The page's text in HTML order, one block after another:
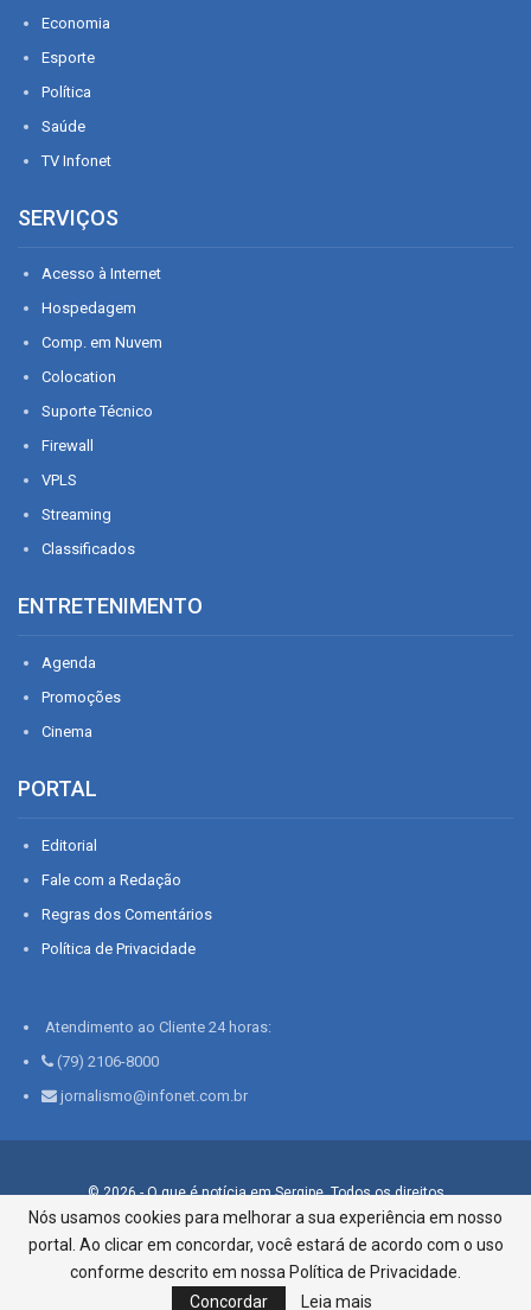
Economia
Esporte
Política
Saúde
TV Infonet
SERVIÇOS
Acesso à Internet
Hospedagem
Comp. em Nuvem
Colocation
Suporte Técnico
Firewall
VPLS
Streaming
Classificados
ENTRETENIMENTO
Agenda
Promoções
Cinema
PORTAL
Editorial
Fale com a Redação
Regras dos Comentários
Política de Privacidade
Atendimento ao Cliente 24 horas:
(79) 2106-8000
jornalismo@infonet.com.br
© 2026 - O que é notícia em Sergipe. Todos os direitos
reservados.
Infonet - Rua Monsenhor Silveira 276, Bairro São José |
Aracaju-SE, CEP 49015-030, Fone: 79.2106.8000 - CI Centro de
Informações LTDA
Nós usamos cookies para melhorar a sua experiência em nosso
portal. Ao clicar em concordar, você estará de acordo com o uso
conforme descrito em nossa Política de Privacidade.
Concordar
Leia mais